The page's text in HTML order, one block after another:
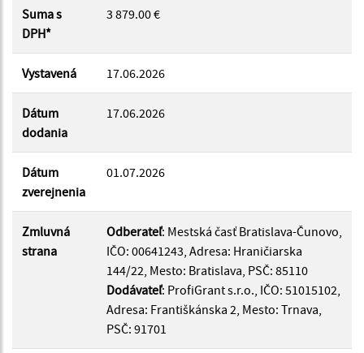
Filtrovať
Suma s
DPH*
3 879.00 €
Vystavená 17.06.2026
Dátum
dodania
17.06.2026
Dátum
zverejnenia
01.07.2026
Zmluvná
strana
Odberateľ: Mestská časť Bratislava-Čunovo,
IČO: 00641243, Adresa: Hraničiarska
144/22, Mesto: Bratislava, PSČ: 85110
Dodávateľ: ProfiGrant s.r.o., IČO: 51015102,
Adresa: Františkánska 2, Mesto: Trnava,
PSČ: 91701